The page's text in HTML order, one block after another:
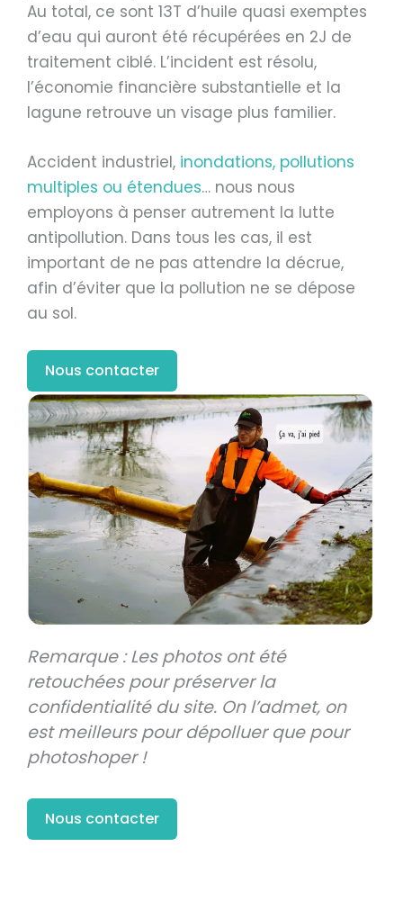
Au total, ce sont 13T d’huile quasi exemptes
d’eau qui auront été récupérées en 2J de
traitement ciblé. L’incident est résolu,
l’économie financière substantielle et la
lagune retrouve un visage plus familier.
Accident industriel, inondations, pollutions
multiples ou étendues… nous nous
employons à penser autrement la lutte
antipollution. Dans tous les cas, il est
important de ne pas attendre la décrue,
afin d’éviter que la pollution ne se dépose
au sol.
Nous contacter
Remarque : Les photos ont été
retouchées pour préserver la
confidentialité du site. On l’admet, on
est meilleurs pour dépolluer que pour
photoshoper !
Nous contacter